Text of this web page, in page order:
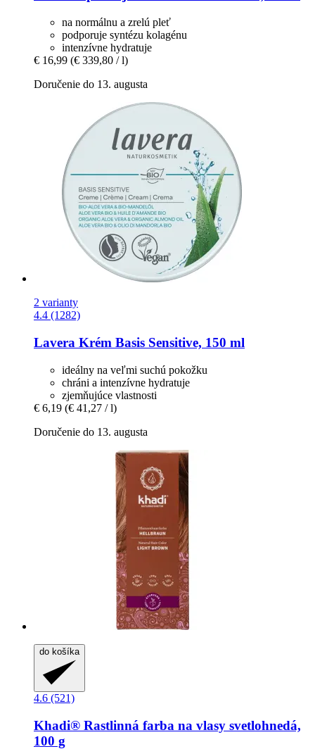
na normálnu a zrelú pleť
podporuje syntézu kolagénu
intenzívne hydratuje
€ 16,99 (€ 339,80 / l)
Doručenie do 13. augusta
2 varianty
4.4 (1282)
Lavera Krém Basis Sensitive, 150 ml
ideálny na veľmi suchú pokožku
chráni a intenzívne hydratuje
zjemňujúce vlastnosti
€ 6,19 (€ 41,27 / l)
Doručenie do 13. augusta
do košíka
4.6 (521)
Khadi® Rastlinná farba na vlasy svetlohnedá,
100 g